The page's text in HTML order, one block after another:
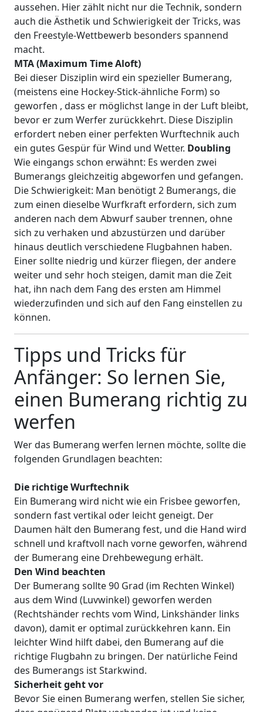
aussehen. Hier zählt nicht nur die Technik, sondern
auch die Ästhetik und Schwierigkeit der Tricks, was
den Freestyle-Wettbewerb besonders spannend
macht.
MTA (Maximum Time Aloft)
Bei dieser Disziplin wird ein spezieller Bumerang,
(meistens eine Hockey-Stick-ähnliche Form) so
geworfen , dass er möglichst lange in der Luft bleibt,
bevor er zum Werfer zurückkehrt. Diese Disziplin
erfordert neben einer perfekten Wurftechnik auch
ein gutes Gespür für Wind und Wetter. Doubling
Wie eingangs schon erwähnt: Es werden zwei
Bumerangs gleichzeitig abgeworfen und gefangen.
Die Schwierigkeit: Man benötigt 2 Bumerangs, die
zum einen dieselbe Wurfkraft erfordern, sich zum
anderen nach dem Abwurf sauber trennen, ohne
sich zu verhaken und abzustürzen und darüber
hinaus deutlich verschiedene Flugbahnen haben.
Einer sollte niedrig und kürzer fliegen, der andere
weiter und sehr hoch steigen, damit man die Zeit
hat, ihn nach dem Fang des ersten am Himmel
wiederzufinden und sich auf den Fang einstellen zu
können.
Tipps und Tricks für
Anfänger: So lernen Sie,
einen Bumerang richtig zu
werfen
Wer das Bumerang werfen lernen möchte, sollte die
folgenden Grundlagen beachten:
Die richtige Wurftechnik
Ein Bumerang wird nicht wie ein Frisbee geworfen,
sondern fast vertikal oder leicht geneigt. Der
Daumen hält den Bumerang fest, und die Hand wird
schnell und kraftvoll nach vorne geworfen, während
der Bumerang eine Drehbewegung erhält.
Den Wind beachten
Der Bumerang sollte 90 Grad (im Rechten Winkel)
aus dem Wind (Luvwinkel) geworfen werden
(Rechtshänder rechts vom Wind, Linkshänder links
davon), damit er optimal zurückkehren kann. Ein
leichter Wind hilft dabei, den Bumerang auf die
richtige Flugbahn zu bringen. Der natürliche Feind
des Bumerangs ist Starkwind.
Sicherheit geht vor
Bevor Sie einen Bumerang werfen, stellen Sie sicher,